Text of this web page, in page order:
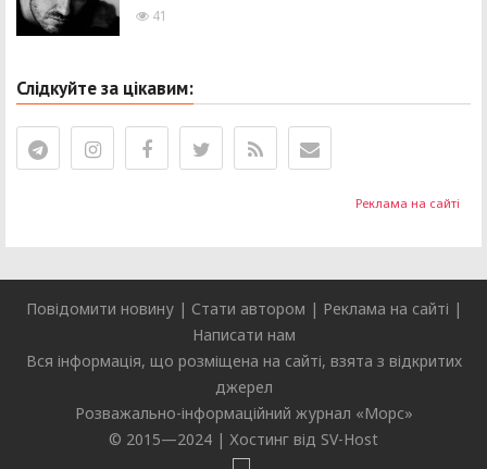
Реклама на сайті
41
Слідкуйте за цікавим:
Повідомити новину| Стати автором | Реклама на сайті |
Написати нам
Вся інформація, що розміщена на сайті, взята з відкритих
джерел
Розважально-інформаційний журнал «Морс»
© 2015—2024 | Хостинг від SV-Host